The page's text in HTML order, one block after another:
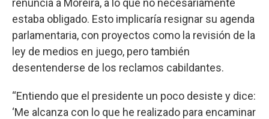
renuncia a Moreira, a lo que no necesariamente
estaba obligado. Esto implicaría resignar su agenda
parlamentaria, con proyectos como la revisión de la
ley de medios en juego, pero también
desentenderse de los reclamos cabildantes.
“Entiendo que el presidente un poco desiste y dice:
‘Me alcanza con lo que he realizado para encaminar